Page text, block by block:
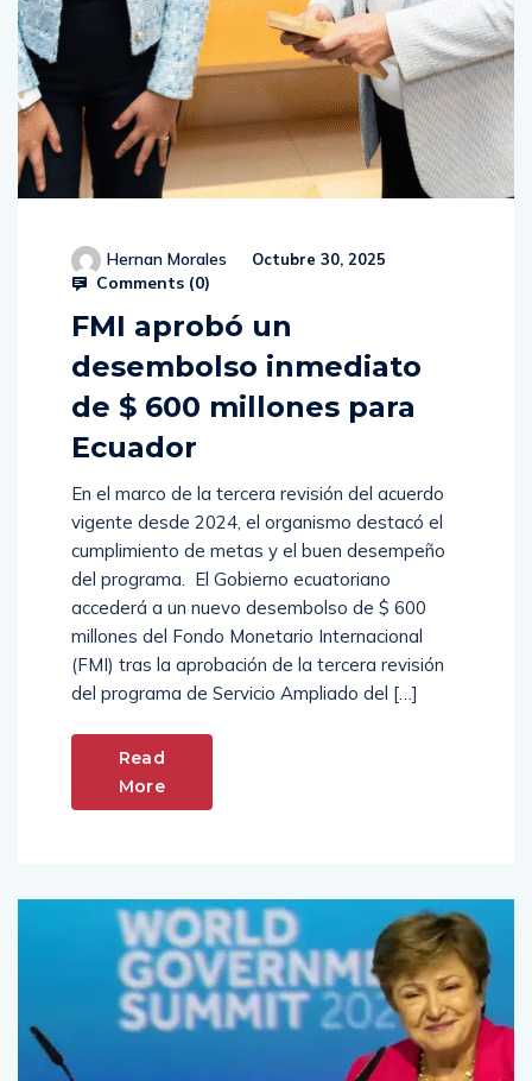
Hernan Morales
FMI aprobó un
desembolso inmediato
de $ 600 millones para
En el marco de la tercera revisión del acuerdo
vigente desde 2024, el organismo destacó el
cumplimiento de metas y el buen desempeño
del programa. El Gobierno ecuatoriano
accederá a un nuevo desembolso de $ 600
millones del Fondo Monetario Internacional
(FMI) tras la aprobación de la tercera revisión
Read
More